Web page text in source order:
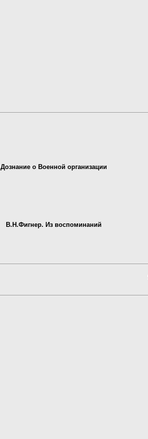
Дознание о Военной организации
В.Н.Фигнер. Из воспоминаний